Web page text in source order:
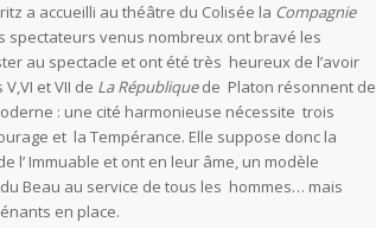
a accueilli au théâtre du Colisée la Compagnie
spectateurs venus nombreux ont bravé les
au spectacle et ont été très heureux de l’avoir
et VII de La Républiquede Platon résonnent de
: une cité harmonieuse nécessite trois
et la Tempérance. Elle suppose donc la
l’ Immuable et ont en leur âme, un modèle
Beau au service de tous les hommes… mais
en place.